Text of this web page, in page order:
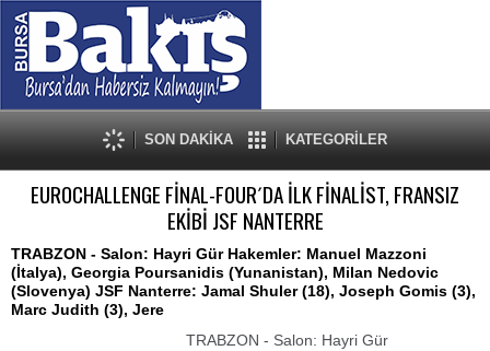
SON DAKİKA KATEGORİLER
EUROCHALLENGE FİNAL-FOUR´DA İLK FİNALİST, FRANSIZ
EKİBİ JSF NANTERRE
TRABZON - Salon: Hayri Gür Hakemler: Manuel Mazzoni
(İtalya), Georgia Poursanidis (Yunanistan), Milan Nedovic
(Slovenya) JSF Nanterre: Jamal Shuler (18), Joseph Gomis (3),
Marc Judith (3), Jere
TRABZON - Salon: Hayri Gür